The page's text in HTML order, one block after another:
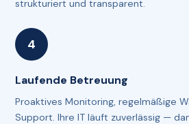
strukturiert und transparent.
Laufende Betreuung
Proaktives Monitoring, regelmäßige
Support. Ihre IT läuft zuverlässig —